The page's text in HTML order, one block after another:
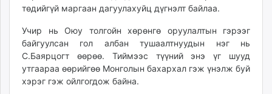
ugluu.mn
urlag.mn
unen.mn
asu.mn
shudarga.mn
shuurhai.mn
төдийгүй маргаан дагуулахуйц дүгнэлт байлаа.
Учир нь Оюу толгойн хөрөнгө оруулалтын гэрээг
байгуулсан гол албан тушаалтнуудын нэг нь
С.Баярцогт өөрөө. Тиймээс түүний энэ үг шууд
утгаараа өөрийгөө Монголын бахархал гэж үнэлж буй
хэрэг гэж ойлгогдож байна.